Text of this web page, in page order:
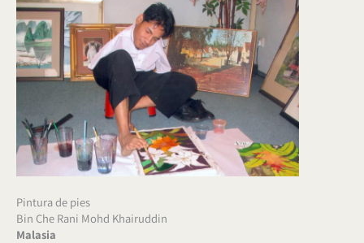
Pintura de pies
Bin Che Rani Mohd Khairuddin
Malasia